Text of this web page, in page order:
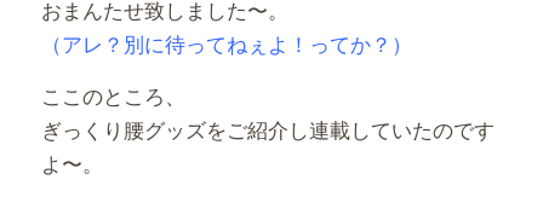
おまんたせ致しました〜。
（アレ？別に待ってねぇよ！ってか？）
ここのところ、
ぎっくり腰グッズをご紹介し連載していたのです
よ〜。